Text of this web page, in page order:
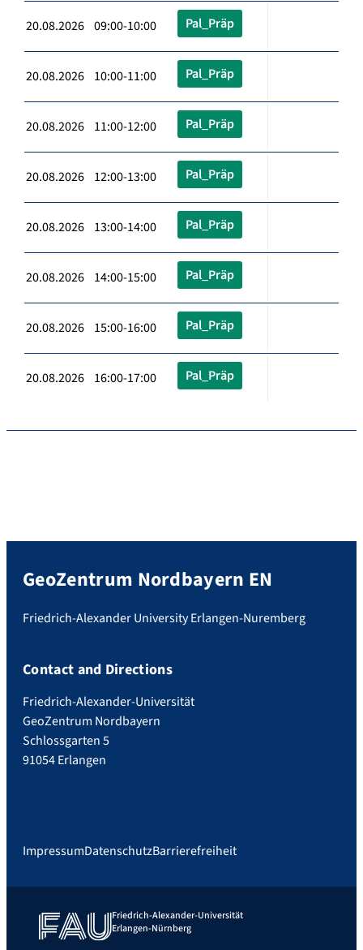
20.08.2026 09:00-10:00 Pal_Präp
20.08.2026 10:00-11:00 Pal_Präp
20.08.2026 11:00-12:00 Pal_Präp
20.08.2026 12:00-13:00 Pal_Präp
20.08.2026 13:00-14:00 Pal_Präp
20.08.2026 14:00-15:00 Pal_Präp
20.08.2026 15:00-16:00 Pal_Präp
20.08.2026 16:00-17:00 Pal_Präp
GeoZentrum Nordbayern EN
Friedrich-Alexander University Erlangen-Nuremberg
Contact and Directions
Friedrich-Alexander-Universität
GeoZentrum Nordbayern
Schlossgarten 5
91054 Erlangen
ImpressumDatenschutzBarrierefreiheit
Friedrich-Alexander-Universität
Erlangen-Nürnberg